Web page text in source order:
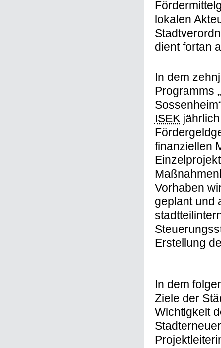
lokalen
dient fortan
In dem
Programms
ISEK
finanziellen
Vorhaben
geplant und
Erstellung
In dem
Ziele der
Wichtigkeit